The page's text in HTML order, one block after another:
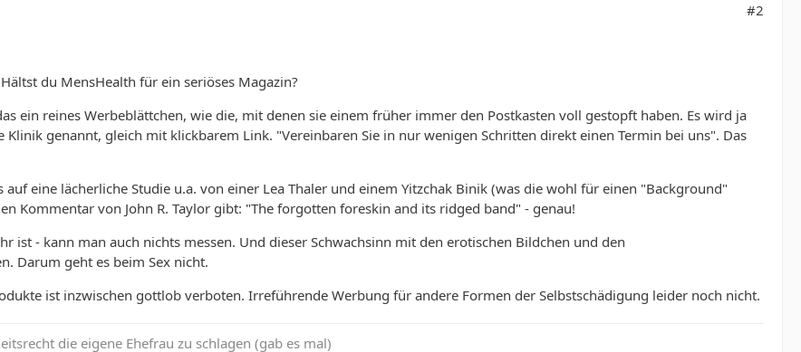
#2
du MensHealth für ein seriöses Magazin?
ein reines Werbeblättchen, wie die, mit denen sie einem früher immer den Postkasten voll gestopft haben. Es wird ja
Klinik genannt, gleich mit klickbarem Link. "Vereinbaren Sie in nur wenigen Schritten direkt einen Termin bei uns". Das
auf eine lächerliche Studie u.a. von einer Lea Thaler und einem Yitzchak Binik (was die wohl für einen "Background"
Kommentar von John R. Taylor gibt: "The forgotten foreskin and its ridged band" - genau!
ist - kann man auch nichts messen. Und dieser Schwachsinn mit den erotischen Bildchen und den
Darum geht es beim Sex nicht.
ist inzwischen gottlob verboten. Irreführende Werbung für andere Formen der Selbstschädigung leider noch nicht.
die eigene Ehefrau zu schlagen (gab es mal)